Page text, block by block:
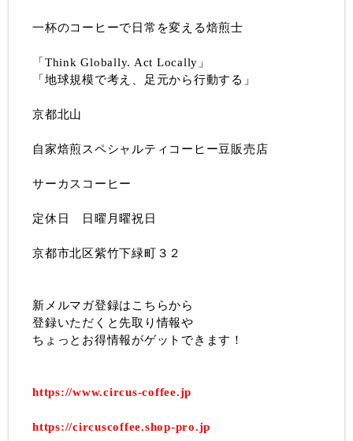
一杯のコーヒーで日常を変える焙煎士
「Think Globally. Act Locally」
「地球規模で考え、足元から行動する」
京都北山
自家焙煎スペシャルティコーヒー豆販売店
サーカスコーヒー
定休日 日曜月曜祝日
京都市北区紫竹下緑町３２
新メルマガ登録はこちらから
登録いただくと先取り情報や
ちょっとお得情報がゲットできます！
https://www.circus-coffee.jp
https://circuscoffee.shop-pro.jp